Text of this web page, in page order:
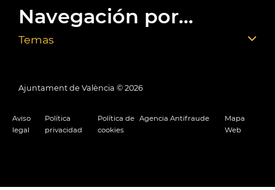
Navegación por...
Temas
Ajuntament de València © 2026
Aviso
legal
Política
privacidad
Política de
cookies
Agencia Antifraude
Mapa
Web